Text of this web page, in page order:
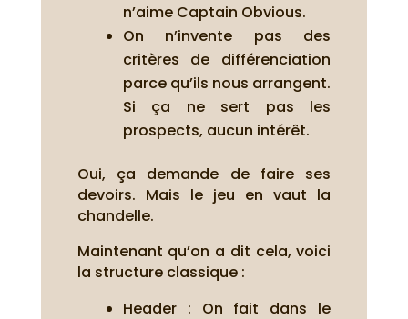
n’aime Captain Obvious.
On n’invente pas des
critères de différenciation
parce qu’ils nous arrangent.
Si ça ne sert pas les
prospects, aucun intérêt.
Oui, ça demande de faire ses
devoirs. Mais le jeu en vaut la
chandelle.
Maintenant qu’on a dit cela, voici
la structure classique :
Header : On fait dans le